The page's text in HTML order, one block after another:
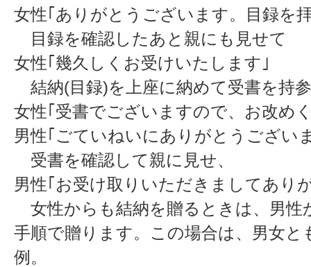
女性｢ありがとうございます。目録を
目録を確認したあと親にも見せて
女性｢幾久しくお受けいたします｣
結納(目録)を上座に納めて受書を持
女性｢受書でございますので、お改め
男性｢ごていねいにありがとうござい
受書を確認して親に見せ、
男性｢お受け取りいただきましてあり
女性からも結納を贈るときは、男性
手順で贈ります。この場合は、男女と
例。